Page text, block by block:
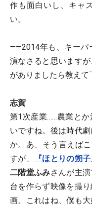
作も面白いし、キャ
い。
――2014年も、キーパ
演なさると思います
がありましたら教えて
志賀
第1次産業……農業とか
いですね。後は時代
か。あ、そう言えば
すが、
『ほとりの朔子
二階堂ふみさんが主
台を作らず映像を撮
画。これはね、僕も